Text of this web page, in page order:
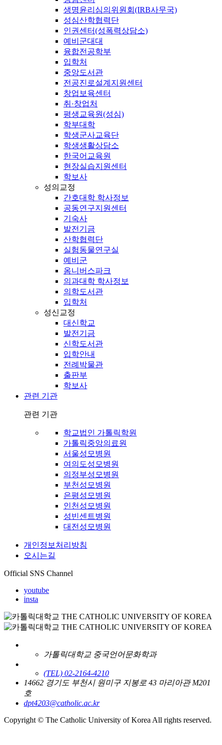
생명윤리심의위원회(IRB사무국)
성심산학협력단
인권센터(성폭력상담소)
예비군대대
융합전공학부
입학처
중앙도서관
전공진로설계지원센터
창업보육센터
취·창업처
평생교육원(성심)
학부대학
학생군사교육단
학생생활상담소
한국어교육원
현장실습지원센터
학보사
성의교정
간호대학 학사정보
공동연구지원센터
기숙사
발전기금
산학협력단
실험동물연구실
예비군
옴니버스파크
의과대학 학사정보
의학도서관
입학처
성신교정
대신학교
발전기금
신학도서관
입학안내
전례박물관
출판부
학보사
관련 기관
관련 기관
학교법인 가톨릭학원
가톨릭중앙의료원
서울성모병원
여의도성모병원
의정부성모병원
부천성모병원
은평성모병원
인천성모병원
성빈센트병원
대전성모병원
개인정보처리방침
오시는길
Official SNS Channel
youtube
insta
가톨릭대학교 중국언어문화학과
(TEL) 02-2164-4210
14662 경기도 부천시 원미구 지봉로 43 마리아관 M201
호
dpt4203@catholic.ac.kr
Copyright © The Catholic University of Korea All rights reserved.